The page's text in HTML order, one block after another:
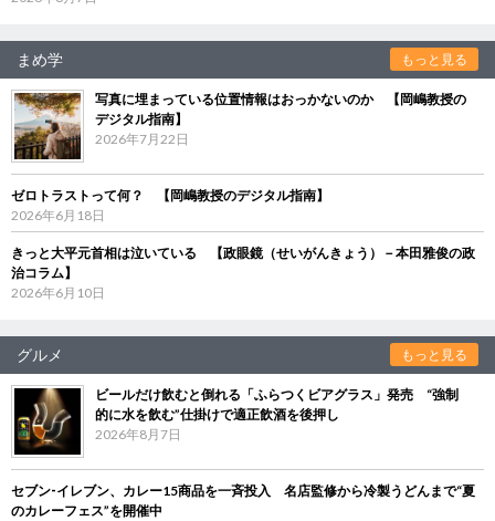
まめ学 もっと見る
写真に埋まっている位置情報はおっかないのか 【岡嶋教授の
デジタル指南】
2026年7月22日
ゼロトラストって何？ 【岡嶋教授のデジタル指南】
2026年6月18日
きっと大平元首相は泣いている 【政眼鏡（せいがんきょう）－本田雅俊の政
治コラム】
2026年6月10日
グルメ もっと見る
ビールだけ飲むと倒れる「ふらつくビアグラス」発売 “強制
的に水を飲む”仕掛けで適正飲酒を後押し
2026年8月7日
セブン‐イレブン、カレー15商品を一斉投入 名店監修から冷製うどんまで“夏
のカレーフェス”を開催中